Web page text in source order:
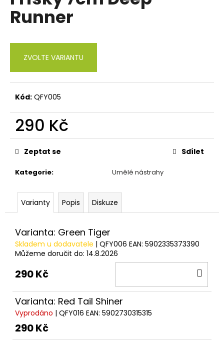
0,0
Runner
ZVOLTE VARIANTU
Kód: QFY005
290 Kč
Měrná
cena:
Kategorie: Umělé nástrahy
Zeptat se Sdílet
Varianty Popis Diskuze
Varianta: Green Tiger
Skladem u dodavatele | QFY006 EAN: 5902335373390
Můžeme doručit do: 14.8.2026
290 Kč
Varianta: Red Tail Shiner
Vyprodáno | QFY016 EAN: 5902730315315
290 Kč
a
j
í
HLEDAT
o
u
č
u
e
m
e
KUKUŘICE
CUKK
BEZ
NÁLEVU